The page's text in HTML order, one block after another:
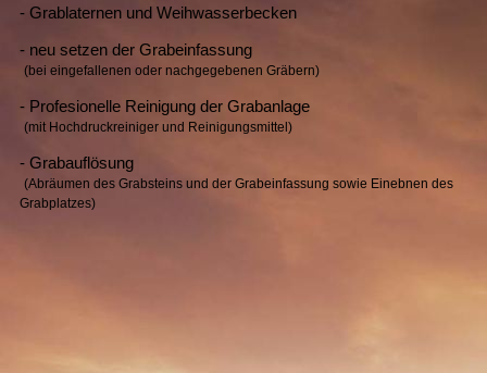
- Grablaternen und Weihwasserbecken
- neu setzen der Grabeinfassung
(bei eingefallenen oder nachgegebenen Gräbern)
- Profesionelle Reinigung der Grabanlage
(mit Hochdruckreiniger und Reinigungsmittel)
- Grabauflösung
(Abräumen des Grabsteins und der Grabeinfassung sowie Einebnen des
Grabplatzes)